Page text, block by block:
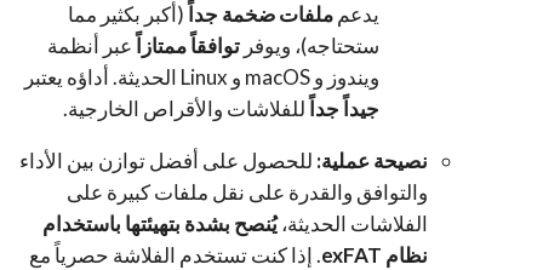
يدعمملفات ضخمة جداً (أكبر بكثير مما
ستحتاجه)، ويوفر توافقاً ممتازاً عبر أنظمة
ويندوز و macOS و Linux الحديثة. أداؤه يعتبر
جيداً جداً للفلاشات والأقراص الخارجية.
نصيحة عملية: للحصول على أفضل توازن بين الأداء
والتوافق والقدرة على نقل ملفات كبيرة على
الفلاشات الحديثة،يُنصح بشدة بتهيئتها باستخدام
نظام exFAT. إذا كنت تستخدم الفلاشة حصرياً مع